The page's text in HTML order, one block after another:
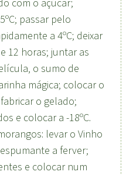
com o açúcar;
passar pelo
a 4ºC; deixar
12 horas; juntar as
o sumo de
mágica; colocar o
o gelado;
e colocar a -18ºC.
levar o Vinho
a ferver;
e colocar num